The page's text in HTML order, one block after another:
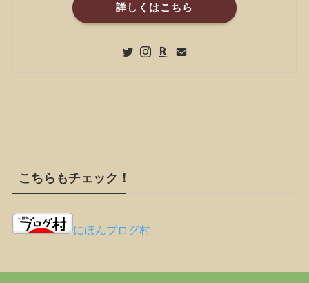
詳しくはこちら
こちらもチェック！
にほんブログ村